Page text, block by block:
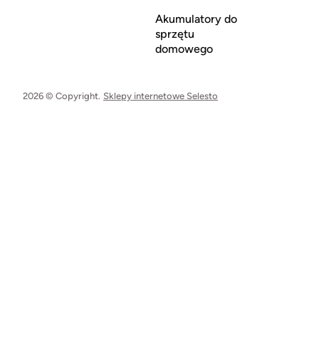
Akumulatory do
sprzętu
domowego
2026 © Copyright. Sklepy internetowe Selesto